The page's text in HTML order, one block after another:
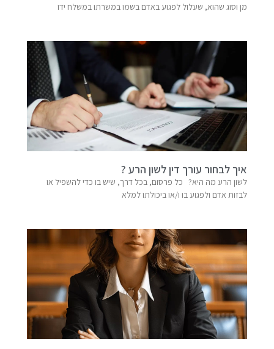
מן וסוג שהוא, שעלול לפגוע באדם בשמו במשרתו במשלח ידו
איך לבחור עורך דין לשון הרע ?
לשון הרע מה היא? כל פרסום, בכל דרך, שיש בו כדי להשפיל או
לבזות אדם ולפגוע בו ו/או ביכולתו למלא